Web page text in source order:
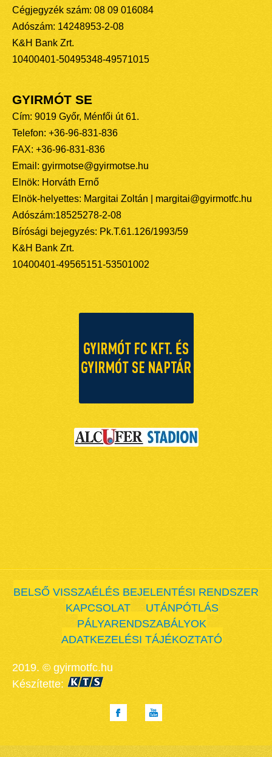
Cégjegyzék szám: 08 09 016084
Adószám: 14248953-2-08
K&H Bank Zrt.
10400401-50495348-49571015
GYIRMÓT SE
Cím: 9019 Győr, Ménfői út 61.
Telefon: +36-96-831-836
FAX: +36-96-831-836
Email: gyirmotse@gyirmotse.hu
Elnök: Horváth Ernő
Elnök-helyettes: Margitai Zoltán | margitai@gyirmotfc.hu
Adószám:18525278-2-08
Bírósági bejegyzés: Pk.T.61.126/1993/59
K&H Bank Zrt.
10400401-49565151-53501002
BELSŐ VISSZAÉLÉS BEJELENTÉSI RENDSZER
KAPCSOLAT
UTÁNPÓTLÁS
PÁLYARENDSZABÁLYOK
ADATKEZELÉSI TÁJÉKOZTATÓ
2019. © gyirmotfc.hu
Készítette: